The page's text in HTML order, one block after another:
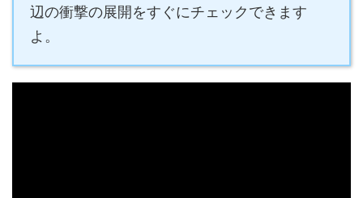
辺の衝撃の展開をすぐにチェックできます
よ。